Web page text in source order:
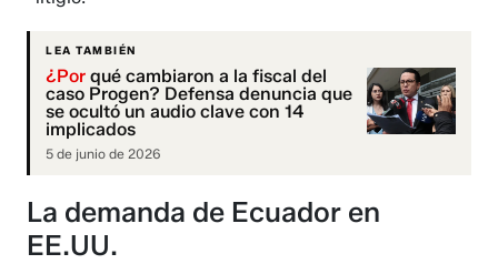
LEA TAMBIÉN
¿Por qué cambiaron a la fiscal del
caso Progen? Defensa denuncia que
se ocultó un audio clave con 14
implicados
5 de junio de 2026
La demanda de Ecuador en
EE.UU.